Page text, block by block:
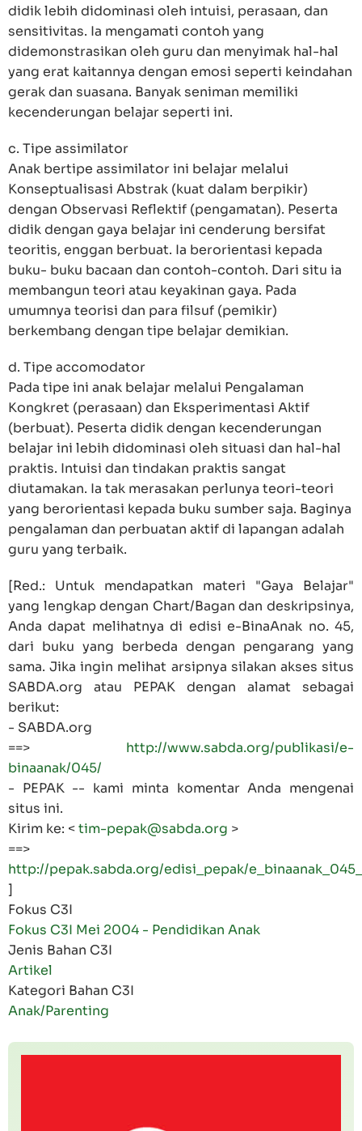
didik lebih didominasi oleh intuisi, perasaan, dan
sensitivitas. Ia mengamati contoh yang
didemonstrasikan oleh guru dan menyimak hal-hal
yang erat kaitannya dengan emosi seperti keindahan
gerak dan suasana. Banyak seniman memiliki
kecenderungan belajar seperti ini.
c. Tipe assimilator
Anak bertipe assimilator ini belajar melalui
Konseptualisasi Abstrak (kuat dalam berpikir)
dengan Observasi Reflektif (pengamatan). Peserta
didik dengan gaya belajar ini cenderung bersifat
teoritis, enggan berbuat. Ia berorientasi kepada
buku- buku bacaan dan contoh-contoh. Dari situ ia
membangun teori atau keyakinan gaya. Pada
umumnya teorisi dan para filsuf (pemikir)
berkembang dengan tipe belajar demikian.
d. Tipe accomodator
Pada tipe ini anak belajar melalui Pengalaman
Kongkret (perasaan) dan Eksperimentasi Aktif
(berbuat). Peserta didik dengan kecenderungan
belajar ini lebih didominasi oleh situasi dan hal-hal
praktis. Intuisi dan tindakan praktis sangat
diutamakan. Ia tak merasakan perlunya teori-teori
yang berorientasi kepada buku sumber saja. Baginya
pengalaman dan perbuatan aktif di lapangan adalah
guru yang terbaik.
[Red.: Untuk mendapatkan materi "Gaya Belajar"
yang lengkap dengan Chart/Bagan dan deskripsinya,
Anda dapat melihatnya di edisi e-BinaAnak no. 45,
dari buku yang berbeda dengan pengarang yang
sama. Jika ingin melihat arsipnya silakan akses situs
SABDA.org atau PEPAK dengan alamat sebagai
berikut:
- SABDA.org
==> http://www.sabda.org/publikasi/e-
binaanak/045/
- PEPAK -- kami minta komentar Anda mengenai
situs ini.
Kirim ke: <tim-pepak@sabda.org >
==>
http://pepak.sabda.org/edisi_pepak/
]
Fokus C3I
Fokus C3I Mei 2004 - Pendidikan Anak
Jenis Bahan C3I
Artikel
Kategori Bahan C3I
Anak/Parenting